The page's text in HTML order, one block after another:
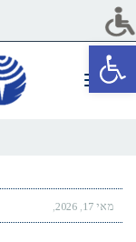
פתח סרגל
תפריט
מאי 17, 2026